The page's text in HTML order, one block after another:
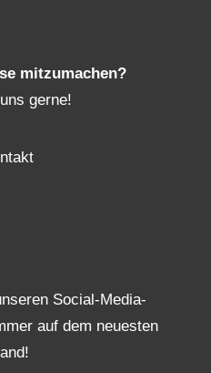
mitzumachen?
gerne!
Social-Media-
auf dem neuesten